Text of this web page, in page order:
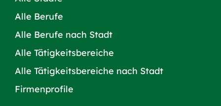
Alle Berufe
Alle Berufe nach Stadt
Alle Tätigkeitsbereiche
Alle Tätigkeitsbereiche nach Stadt
Firmenprofile